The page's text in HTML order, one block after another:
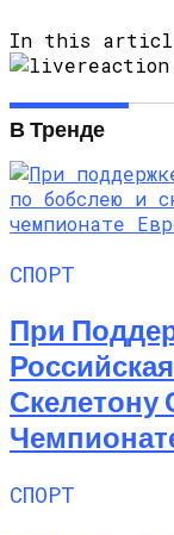
In this
В Тренде
СПОРТ
При
Скелетону
СПОРТ